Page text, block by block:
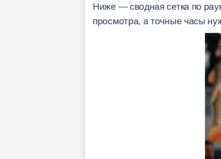
Ниже — сводная сетка по
просмотра, а точные часы